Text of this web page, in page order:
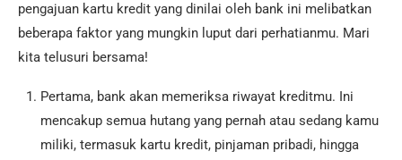
pengajuan kartu kredit yang dinilai oleh bank ini melibatkan
beberapa faktor yang mungkin luput dari perhatianmu. Mari
kita telusuri bersama!
Pertama, bank akan memeriksa riwayat kreditmu. Ini
mencakup semua hutang yang pernah atau sedang kamu
miliki, termasuk kartu kredit, pinjaman pribadi, hingga